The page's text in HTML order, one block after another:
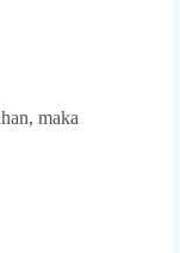
maka